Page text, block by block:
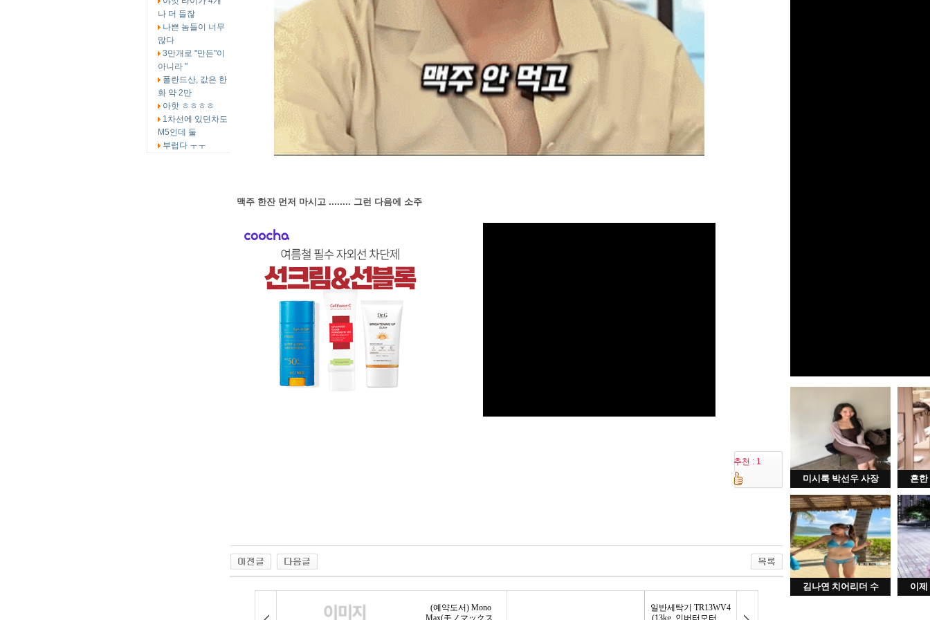
미시룩 박선우 사장 흔한
김나연 치어리더 수 이제
나 더 들잖
나쁜 놈들이 너무
많다
3만개로 "만든"이
아니라 "
폴란드산, 값은 한
화 약 2만
아핫 ㅎㅎㅎㅎ
1차선에 있던차도
M5인데 둘
부럽다 ㅜㅜ
맥주 한잔 먼저 마시고 ........ 그런 다음에 소주
추천 : 1